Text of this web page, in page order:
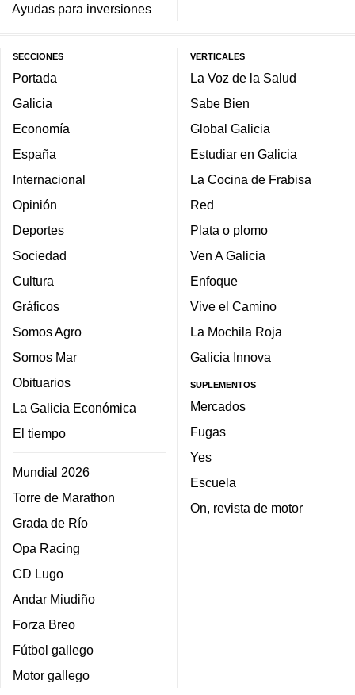
Ayudas para inversiones
SECCIONES
Portada
Galicia
Economía
España
Internacional
Opinión
Deportes
Sociedad
Cultura
Gráficos
Somos Agro
Somos Mar
Obituarios
La Galicia Económica
El tiempo
Mundial 2026
Torre de Marathon
Grada de Río
Opa Racing
CD Lugo
Andar Miudiño
Forza Breo
Fútbol gallego
Motor gallego
VERTICALES
La Voz de la Salud
Sabe Bien
Global Galicia
Estudiar en Galicia
La Cocina de Frabisa
Red
Plata o plomo
Ven A Galicia
Enfoque
Vive el Camino
La Mochila Roja
Galicia Innova
SUPLEMENTOS
Mercados
Fugas
Yes
Escuela
On, revista de motor